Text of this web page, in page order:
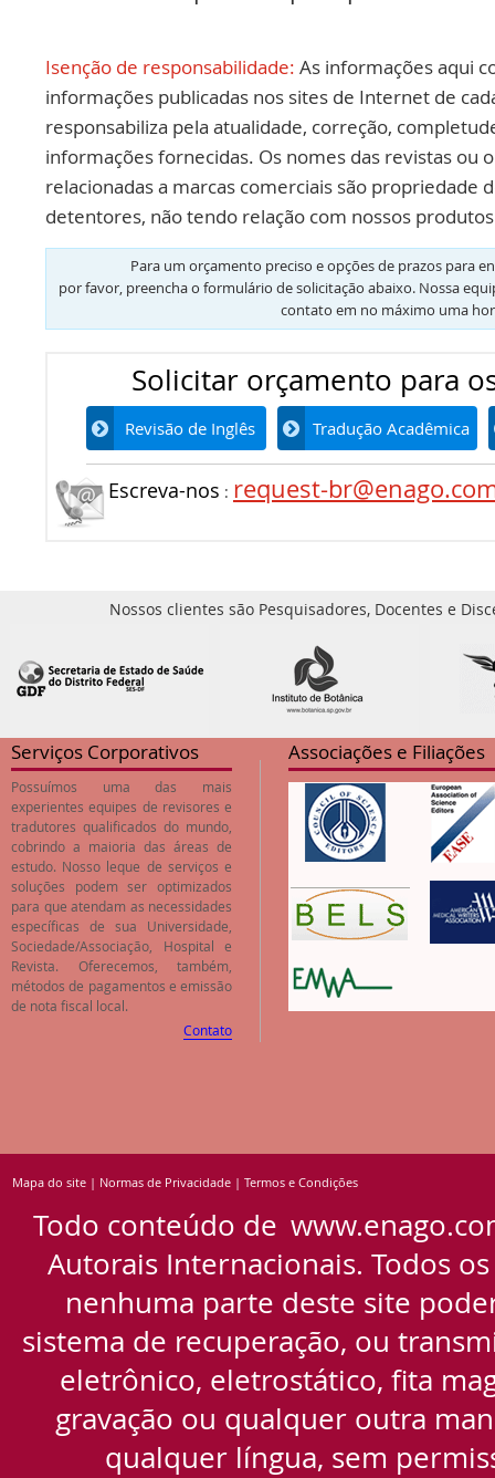
Isenção de responsabilidade: As informações aqui
informações publicadas nos sites de Internet de
responsabiliza pela atualidade, correção,
informações fornecidas. Os nomes das revistas ou
relacionadas a marcas comerciais são propriedade
detentores, não tendo relação com nossos
Para um orçamento preciso e opções de prazos para
por favor, preencha o formulário de solicitação abaixo. Nossa
contato em no máximo uma
Solicitar orçamento para
Revisão de Inglês Tradução Acadêmica
Escreva-nos : request-
Nossos clientes são Pesquisadores, Docentes e
Serviços Corporativos
Possuímos uma das mais
experientes equipes de revisores e
tradutores qualificados do mundo,
cobrindo a maioria das áreas de
estudo. Nosso leque de serviços e
soluções podem ser optimizados
para que atendam as necessidades
específicas de sua Universidade,
Sociedade/Associação, Hospital e
Revista. Oferecemos, também,
métodos de pagamentos e emissão
de nota fiscal local.
Contato
Associações e Filiações
Mapa do site | Normas de Privacidade | Termos e Condições
Todo conteúdo de
Autorais Internacionais. Todos
nenhuma parte deste site
sistema de recuperação, ou
eletrônico, eletrostático, fita
gravação ou qualquer outra
qualquer língua, sem